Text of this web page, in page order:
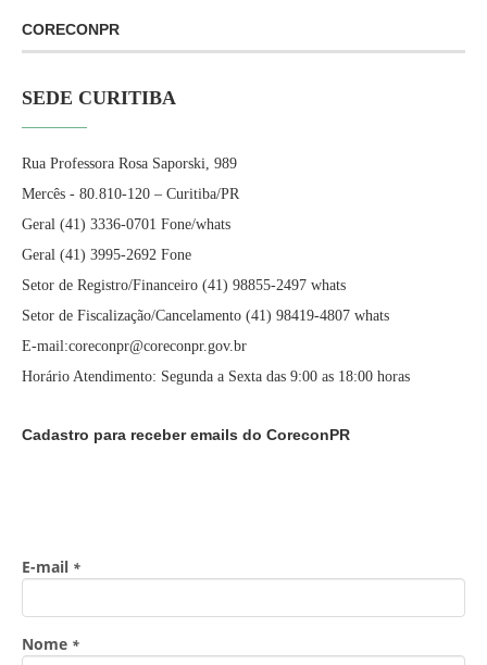
CORECONPR
SEDE CURITIBA
Rua Professora Rosa Saporski, 989
Mercês - 80.810-120 – Curitiba/PR
Geral (41) 3336-0701 Fone/whats
Geral (41) 3995-2692 Fone
Setor de Registro/Financeiro (41) 98855-2497 whats
Setor de Fiscalização/Cancelamento (41) 98419-4807 whats
E-mail:coreconpr@coreconpr.gov.br
Horário Atendimento: Segunda a Sexta das 9:00 as 18:00 horas
Cadastro para receber emails do CoreconPR